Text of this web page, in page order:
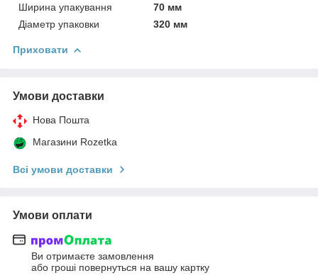
Ширина упакування
70 мм
Діаметр упаковки
320 мм
Приховати
Умови доставки
Нова Пошта
Магазини Rozetka
Всі умови доставки
Умови оплати
Ви отримаєте замовлення
або гроші повернуться на вашу картку